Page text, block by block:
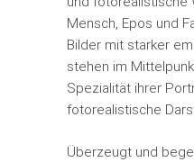
Mensch, Epos und
Bilder mit starker
stehen im
Spezialität ihrer
fotorealistische
Überzeugt und